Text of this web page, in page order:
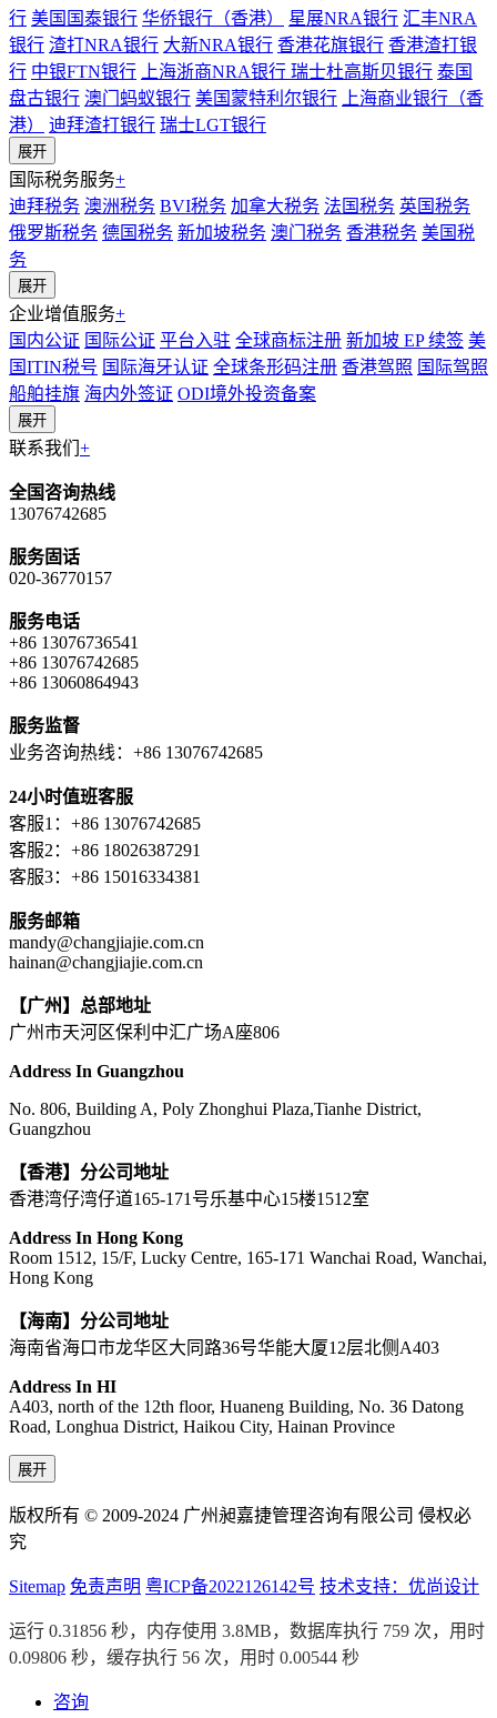
行 美国国泰银行 华侨银行（香港） 星展NRA银行 汇丰NRA
银行 渣打NRA银行 大新NRA银行 香港花旗银行 香港渣打银
行 中银FTN银行 上海浙商NRA银行 瑞士杜高斯贝银行 泰国
盘古银行 澳门蚂蚁银行 美国蒙特利尔银行
上海商业银行（香
港）
迪拜渣打银行 瑞士LGT银行
展开
国际税务服务+
迪拜税务 澳洲税务 BVI税务 加拿大税务 法国税务 英国税务
俄罗斯税务 德国税务 新加坡税务 澳门税务 香港税务 美国税
务
展开
企业增值服务+
国内公证 国际公证 平台入驻 全球商标注册 新加坡 EP 续签 美
国ITIN税号 国际海牙认证 全球条形码注册 香港驾照 国际驾照
船舶挂旗 海内外签证 ODI境外投资备案
展开
联系我们 +
全国咨询热线
13076742685
服务固话
020-36770157
服务电话
+86 13076736541
+86 13076742685
+86 13060864943
服务监督
业务咨询热线：+86 13076742685
24小时值班客服
客服1：+86 13076742685
客服2：+86 18026387291
客服3：+86 15016334381
服务邮箱
mandy@changjiajie.com.cn
hainan@changjiajie.com.cn
【广州】总部地址
广州市天河区保利中汇广场A座806
Address In Guangzhou
No. 806, Building A, Poly Zhonghui Plaza,Tianhe District,
Guangzhou
【香港】分公司地址
香港湾仔湾仔道165-171号乐基中心15楼1512室
Address In Hong Kong
Room 1512, 15/F, Lucky Centre, 165-171 Wanchai Road, Wanchai,
Hong Kong
【海南】分公司地址
海南省海口市龙华区大同路36号华能大厦12层北侧A403
Address In HI
A403, north of the 12th floor, Huaneng Building, No. 36 Datong
Road, Longhua District, Haikou City, Hainan Province
展开
版权所有 © 2009-2024 广州昶嘉捷管理咨询有限公司 侵权必
究
Sitemap 免责声明 粤ICP备2022126142号 技术支持：优尚设计
运行 0.31856 秒，内存使用 3.8MB，数据库执行 759 次，用时
0.09806 秒，缓存执行 56 次，用时 0.00544 秒
咨询